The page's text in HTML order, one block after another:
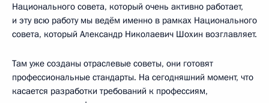
Национального совета, который очень активно работает,
и эту всю работу мы ведём именно в рамках Национального
совета, который Александр Николаевич Шохин возглавляет.
Там уже созданы отраслевые советы, они готовят
профессиональные стандарты. На сегодняшний момент, что
касается разработки требований к профессиям,